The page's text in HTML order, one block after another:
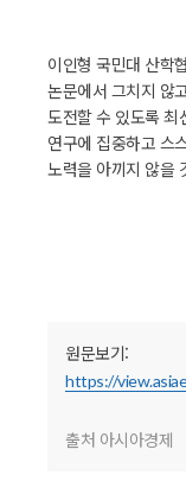
이인형 국민대 산학
논문에서 그치지 않
도전할 수 있도록 최
연구에 집중하고 스
노력을 아끼지 않을
원문보기:
https://
출처 아시아경제